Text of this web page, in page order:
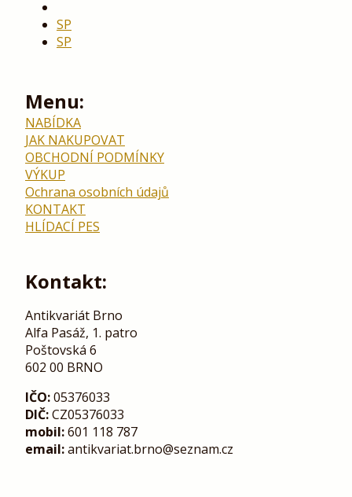
SP
SP
Menu:
NABÍDKA
JAK NAKUPOVAT
OBCHODNÍ PODMÍNKY
VÝKUP
Ochrana osobních údajů
KONTAKT
HLÍDACÍ PES
Kontakt:
Antikvariát Brno
Alfa Pasáž, 1. patro
Poštovská 6
602 00 BRNO
IČO:05376033
DIČ:CZ05376033
mobil:601 118 787
email:antikvariat.brno@seznam.cz